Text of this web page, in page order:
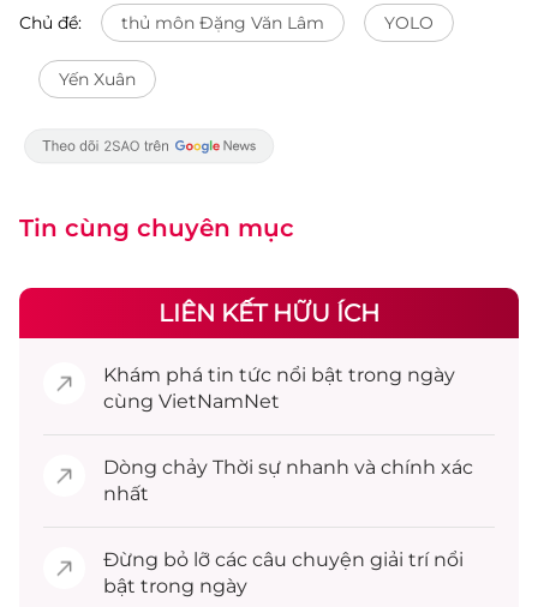
Chủ đề: thủ môn Đặng Văn Lâm YOLO
Yến Xuân
Tin cùng chuyên mục
LIÊN KẾT HỮU ÍCH
Khám phá tin tức nổi bật trong ngày
cùng VietNamNet
Dòng chảy Thời sự nhanh và chính xác
nhất
Đừng bỏ lỡ các câu chuyện giải trínổi
bật trong ngày